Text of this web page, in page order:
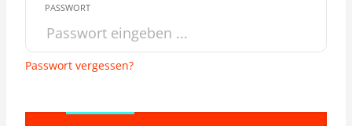
PASSWORT
Passwort vergessen?